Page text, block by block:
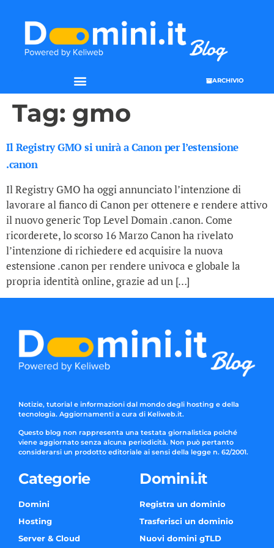
ARCHIVIO
Tag: gmo
Il Registry GMO si unirà a Canon per l’estensione
.canon
Il Registry GMO ha oggi annunciato l’intenzione di
lavorare al fianco di Canon per ottenere e rendere attivo
il nuovo generic Top Level Domain .canon. Come
ricorderete, lo scorso 16 Marzo Canon ha rivelato
l’intenzione di richiedere ed acquisire la nuova
estensione .canon per rendere univoca e globale la
propria identità online, grazie ad un […]
Notizie, tutorial e informazioni dal mondo degli hosting e della
tecnologia. Aggiornamenti a cura di Keliweb.it.
Questo blog non rappresenta una testata giornalistica poiché
viene aggiornato senza alcuna periodicità. Non può pertanto
considerarsi un prodotto editoriale ai sensi della legge n. 62/2001.
Categorie
Domini
Hosting
Server & Cloud
Domini.it
Registra un dominio
Trasferisci un dominio
Nuovi domini gTLD